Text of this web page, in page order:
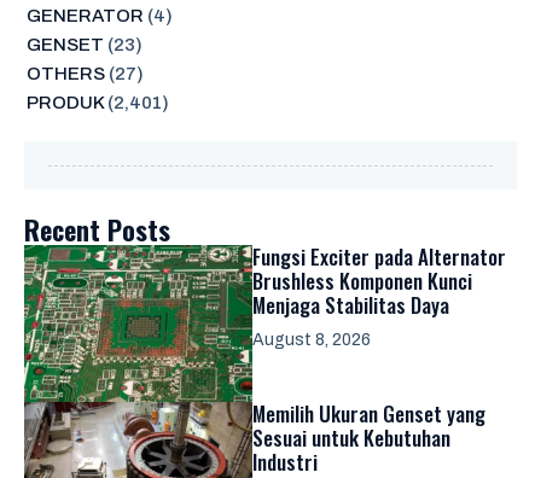
GENERATOR (4)
GENSET (23)
OTHERS(27)
PRODUK(2,401)
Recent Posts
Fungsi Exciter pada Alternator
Brushless Komponen Kunci
Menjaga Stabilitas Daya
August 8, 2026
Memilih Ukuran Genset yang
Sesuai untuk Kebutuhan
Industri